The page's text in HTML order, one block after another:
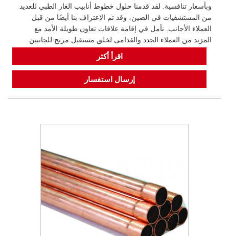
وبأسعار تنافسية. لقد قدمنا ​​حلول خطوط أنابيب الغاز الطبي للعديد
من المستشفيات في الصين، وقد تم الاعتراف بنا أيضًا من قبل
العملاء الأجانب. نأمل في إقامة علاقات تعاون طويلة الأمد مع
المزيد من العملاء الجدد والقدامى لخلق مستقبل مربح للجانبين.
اقرأ أكثر
إرسال استفسار